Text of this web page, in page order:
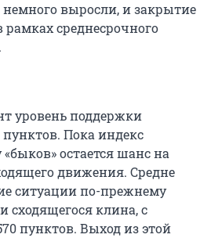
выросли, и закрытие
рамках среднесрочного
уровень поддержки
пунктов. Пока индекс
остается шанс на
движения. Средне
ситуации по-прежнему
сходящегося клина, с
пунктов. Выход из этой